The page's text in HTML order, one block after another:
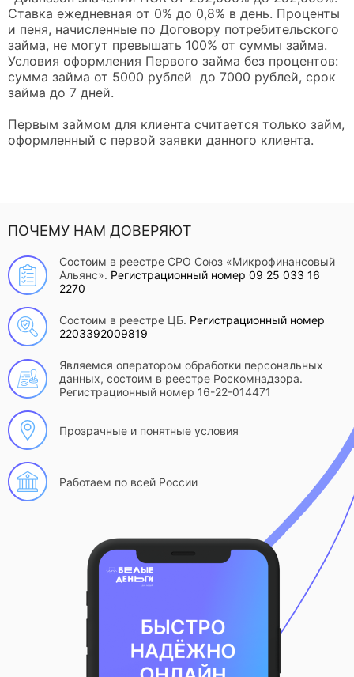
Ставка ежедневная от 0% до 0,8% в день. Проценты
и пеня, начисленные по Договору потребительского
займа, не могут превышать 100% от суммы займа.
Условия оформления Первого займа без процентов:
сумма займа от 5000 рублей до 7000 рублей, срок
займа до 7 дней.
Первым займом для клиента считается только займ,
оформленный с первой заявки данного клиента.
ПОЧЕМУ НАМ ДОВЕРЯЮТ
Состоим в реестре СРО Союз «Микрофинансовый
Альянс». Регистрационный номер 09 25 033 16
2270
Состоим в реестре ЦБ. Регистрационный номер
2203392009819
Являемся оператором обработки персональных
данных, состоим в реестре Роскомнадзора.
Регистрационный номер 16-22-014471
Прозрачные и понятные условия
Работаем по всей России